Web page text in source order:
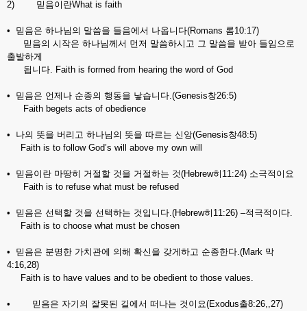
2) 믿음이란What is faith
• 믿음은 하나님의 말씀을 들음에서 나옵니다(Romans 롬10:17)
믿음의 시작은 하나님께서 먼저 말씀하시고 그 말씀을 받아 들임으로
출발하게
됩니다. Faith is formed from hearing the word of God
• 믿음은 언제나 순종의 행동을 낳습니다.(Genesis창26:5)
Faith begets acts of obedience
• 나의 뜻을 버리고 하나님의 뜻을 따르는 신앙(Genesis창48:5)
Faith is to follow God’s will above my own will
• 믿음이란 마땅히 거절할 것을 거절하는 것(Hebrew히11:24) 소극적이요
Faith is to refuse what must be refused
• 믿음은 선택할 것을 선택하는 것입니다.(Hebrew히11:26) –적극적이다.
Faith is to choose what must be chosen
• 믿음은 분명한 가치관에 의해 확신을 갖게하고 순종한다.(Mark 막
4:16,28)
Faith is to have values and to be obedient to those values.
• 믿음은 자기의 잘못된 길에서 떠나는 것이요(Exodus출8:26,,27)